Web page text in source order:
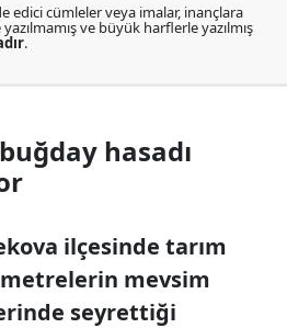
edici cümleler veya imalar, inançlara
ve büyük harflerle yazılmış
.
hasadı
ilçesinde tarım
mevsim
seyrettiği